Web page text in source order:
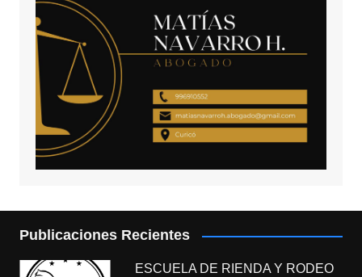
Publicaciones Recientes
ESCUELA DE RIENDA Y RODEO